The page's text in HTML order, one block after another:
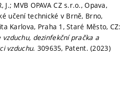
J.; MVB OPAVA CZ s.r.o., Opava,
učení technické v Brně, Brno,
Karlova, Praha 1, Staré Město, CZ:
vzduchu, dezinfekční pračka a
vzduchu. 309635, Patent. (2023)